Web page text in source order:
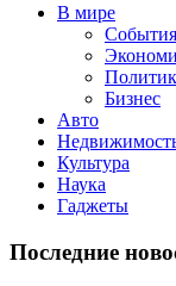
В мире
События
Бизнес
Авто
Культура
Наука
Гаджеты
Последние